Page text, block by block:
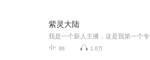
紫灵大陆
88 1.8万